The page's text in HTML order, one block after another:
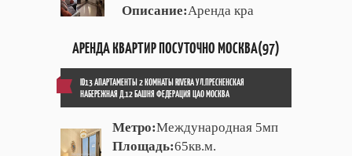
Описание:Аренда кра
АРЕНДА КВАРТИР ПОСУТОЧНО МОСКВА(97)
ID13 АПАРТАМЕНТЫ 2 КОМНАТЫ RIVERA УЛ.ПРЕСНЕНСКАЯ
НАБЕРЕЖНАЯ Д.12 БАШНЯ ФЕДЕРАЦИЯ ЦАО МОСКВА
Метро:Международная 5мп
Площадь:65кв.м.